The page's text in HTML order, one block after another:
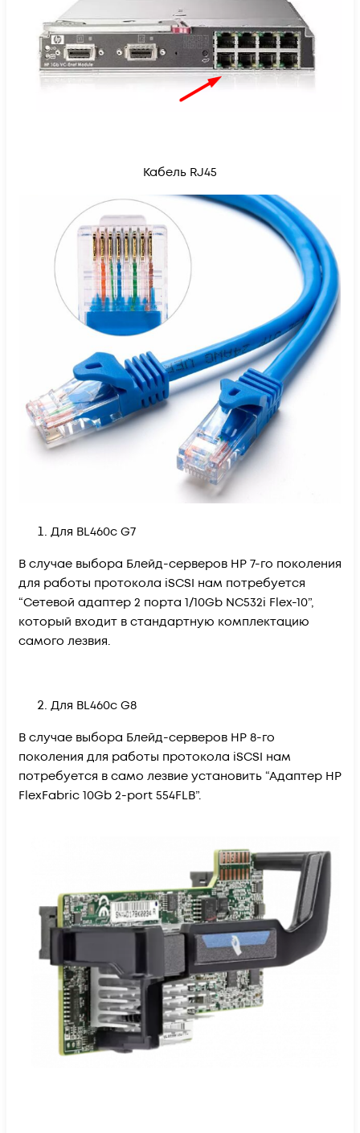
Кабель RJ45
Для BL460c G7
В случае выбора Блейд-серверов HP 7-го поколения
для работы протокола iSCSI нам потребуется
“Сетевой адаптер 2 порта 1/10Gb NC532i Flex-10”,
который входит в стандартную комплектацию
самого лезвия.
Для BL460c G8
В случае выбора Блейд-серверов HP 8-го
поколения для работы протокола iSCSI нам
потребуется в само лезвие установить “Адаптер HP
FlexFabric 10Gb 2-port 554FLB”.